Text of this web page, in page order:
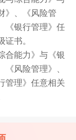
》、《风险管
《银行管理》任
书。
合能力》与《银
风险管理》、
管理》任意相关